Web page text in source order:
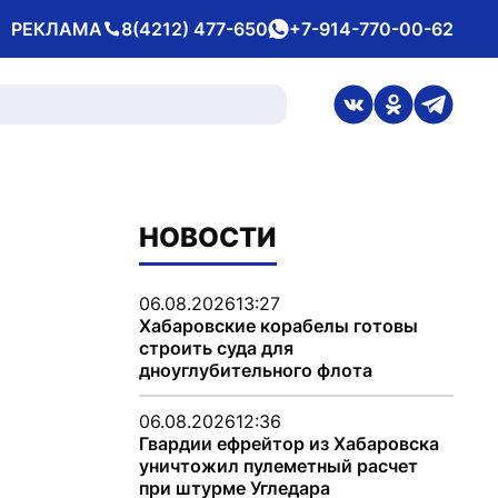
РЕКЛАМА
Телефон 8(4212) 477-650whatsApp
+7-914-770-00-62
ссылка на
ссылка на
НОВОСТИ
06.08.202613:27
Хабаровские корабелы готовы
строить суда для
дноуглубительного флота
06.08.202612:36
Гвардии ефрейтор из Хабаровска
уничтожил пулеметный расчет
при штурме Угледара